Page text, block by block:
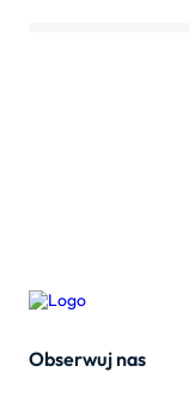
Obserwuj nas